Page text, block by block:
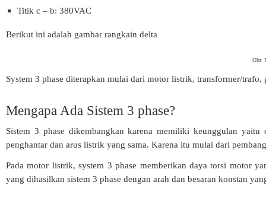
Titik c – b: 380VAC
Berikut ini adalah gambar rangkain delta
Gbr.
System 3 phase diterapkan mulai dari motor listrik, transformer/
Mengapa Ada Sistem 3 phase?
Sistem 3 phase dikembangkan karena memiliki keunggulan
penghantar dan arus listrik yang sama. Karena itu mulai dari
Pada motor listrik, system 3 phase memberikan daya torsi motor
yang dihasilkan sistem 3 phase dengan arah dan besaran konstan